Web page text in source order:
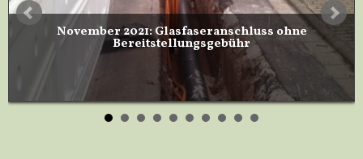
November 2021: Glasfaseranschluss ohne
Bereitstellungsgebühr